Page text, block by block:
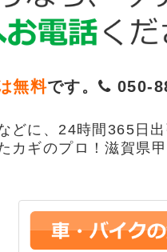
無料です。 050-
どに、24時間365日
カギのプロ！滋賀県